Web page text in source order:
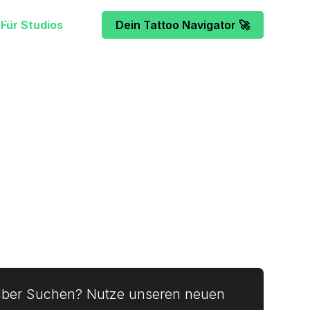
Für Studios Dein Tattoo Navigator 🚀
Suchen? Nutze unseren neuen